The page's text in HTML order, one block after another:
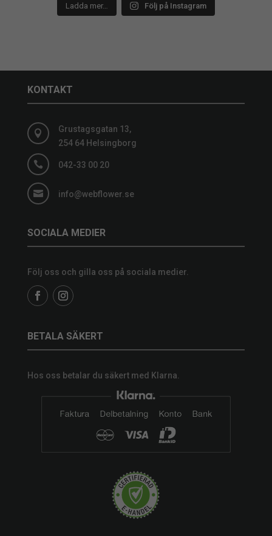
Ladda mer… Följ på Instagram
KONTAKT

Grustagsgatan 13,
254 64 Helsingborg
 042-33 00 20
 info@webflower.se
SOCIALA MEDIER
Följ oss och gilla oss på sociala medier.
BETALA SÄKERT
Hos oss betalar du säkert med Klarna.